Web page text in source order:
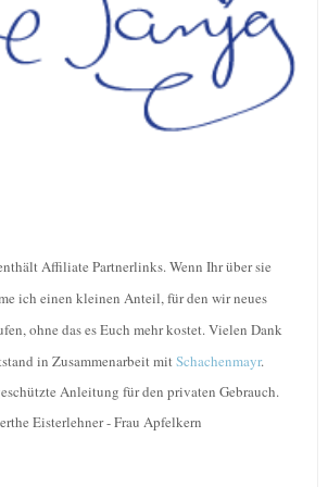
Affiliate Partnerlinks. Wenn Ihr über sie
ich einen kleinen Anteil, für den wir neues
ohne das es Euch mehr kostet. Vielen Dank
in Zusammenarbeit mitSchachenmayr.
Anleitung für den privaten Gebrauch.
Eisterlehner - Frau Apfelkern